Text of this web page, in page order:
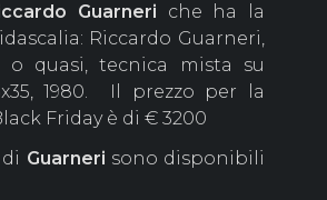
Guarneri che ha la
Riccardo Guarneri,
quasi, tecnica mista su
1980. Il prezzo per la
Friday è di € 3200
Guarneri sono disponibili